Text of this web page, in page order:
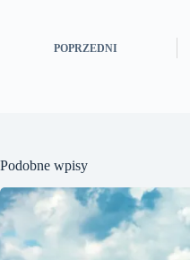
POPRZEDNI
Podobne wpisy